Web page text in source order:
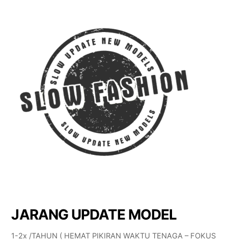
JARANG UPDATE MODEL
1-2x /TAHUN ( HEMAT PIKIRAN WAKTU TENAGA – FOKUS